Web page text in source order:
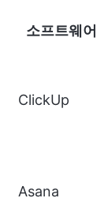
소프트웨어
ClickUp
Asana